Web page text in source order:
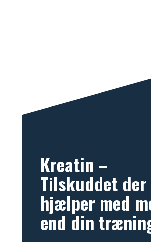
Kreatin –
Tilskuddet der
hjælper med
end din